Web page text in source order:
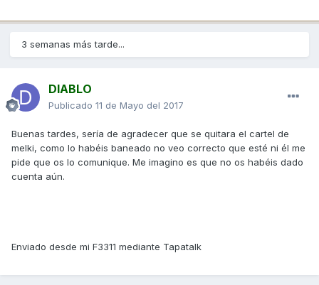
3 semanas más tarde...
DIABLO
Publicado 11 de Mayo del 2017
Buenas tardes, sería de agradecer que se quitara el cartel de
melki, como lo habéis baneado no veo correcto que esté ni él me
pide que os lo comunique. Me imagino es que no os habéis dado
cuenta aún.
Enviado desde mi F3311 mediante Tapatalk